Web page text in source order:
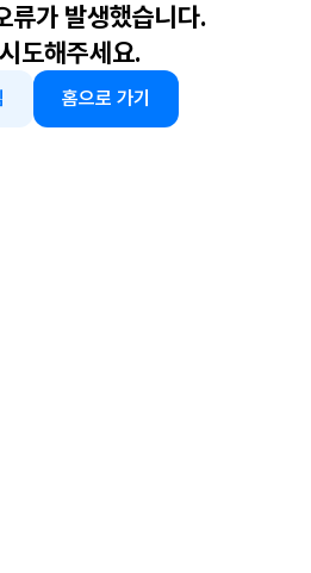
류가 발생했습니다.
도해주세요.
홈으로 가기